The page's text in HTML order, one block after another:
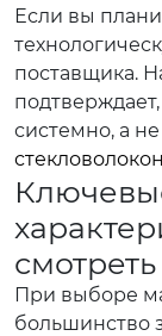
Если вы
поставщика.
системно, а
При выборе
большинство